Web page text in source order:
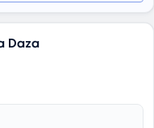
Daza